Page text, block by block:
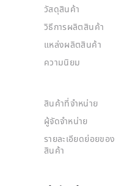
วัสดุสินค้า
วิธีการผลิตสินค้า
แหล่งผลิตสินค้า
ความนิยม
สินค้าที่จำหน่าย
ผู้จัดจำหน่าย
รายละเอียดย่อยของ
สินค้า